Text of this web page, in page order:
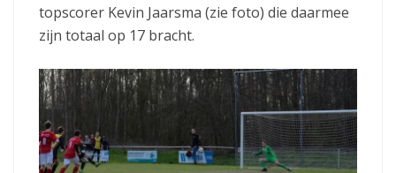
topscorer Kevin Jaarsma (zie foto) die daarmee
zijn totaal op 17 bracht.